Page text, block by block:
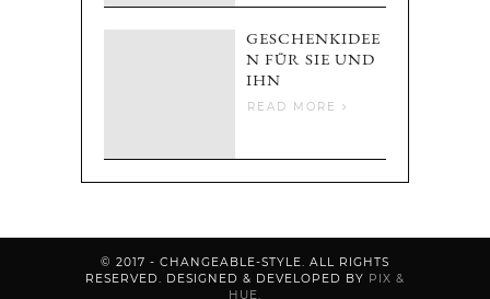
GESCHENKIDEE
N FÜR SIE UND
IHN
READ MORE
© 2017 - CHANGEABLE-STYLE. ALL RIGHTS
RESERVED. DESIGNED & DEVELOPED BY PIX &
HUE.